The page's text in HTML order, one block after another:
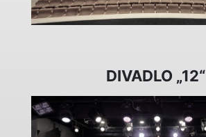
DIVADLO „12“